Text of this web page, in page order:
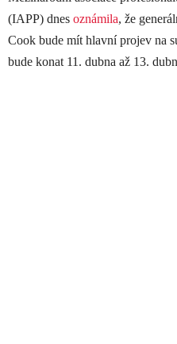
(IAPP) dnes oznámila, že
Cook bude mít hlavní projev na
bude konat 11. dubna až 13.